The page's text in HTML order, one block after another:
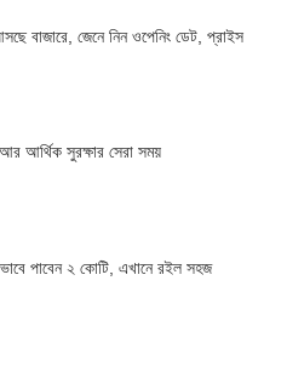
বাজারে, জেনে নিন ওপেনিং ডেট, প্রাইস
আর্থিক সুরক্ষার সেরা সময়
পাবেন ২ কোটি, এখানে রইল সহজ